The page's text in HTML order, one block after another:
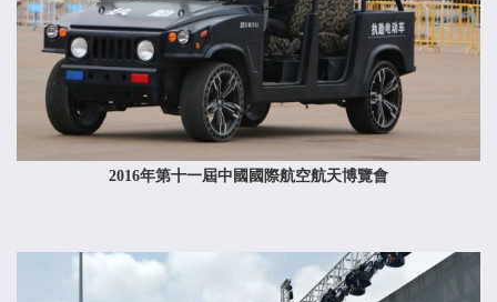
2016年第十一屆中國國際航空航天博覽會